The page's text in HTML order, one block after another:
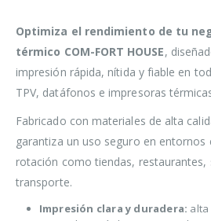
Optimiza el rendimiento de tu
térmico COM-FORT HOUSE,
impresión rápida, nítida y fiable en
TPV, datáfonos e impresoras
Fabricado con materiales de alta
garantiza un uso seguro en entornos
rotación como tiendas, restaurantes,
transporte.
Impresión clara y duradera: alta